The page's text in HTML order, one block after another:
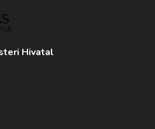
Hivatal